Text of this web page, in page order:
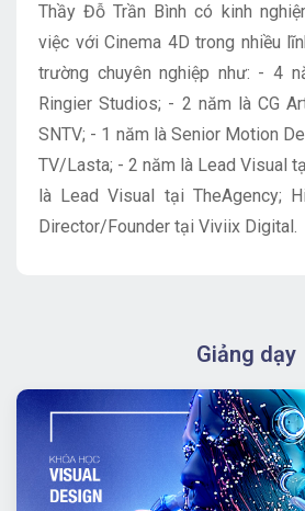
Thầy Đỗ Trần Bình có kinh
việc với Cinema 4D trong nhiều
trường chuyên nghiệp như: - 4
Ringier Studios; - 2 năm là CG
SNTV; - 1 năm là Senior Motion
TV/Lasta; - 2 năm là Lead Visual
là Lead Visual tại TheAgency;
Director/Founder tại Viviix Digital.
Giảng dạy